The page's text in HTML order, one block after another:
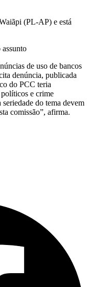
(PL-AP) e está
de uso de bancos
denúncia, publicada
do PCC teria
e crime
do tema devem
comissão”, afirma.